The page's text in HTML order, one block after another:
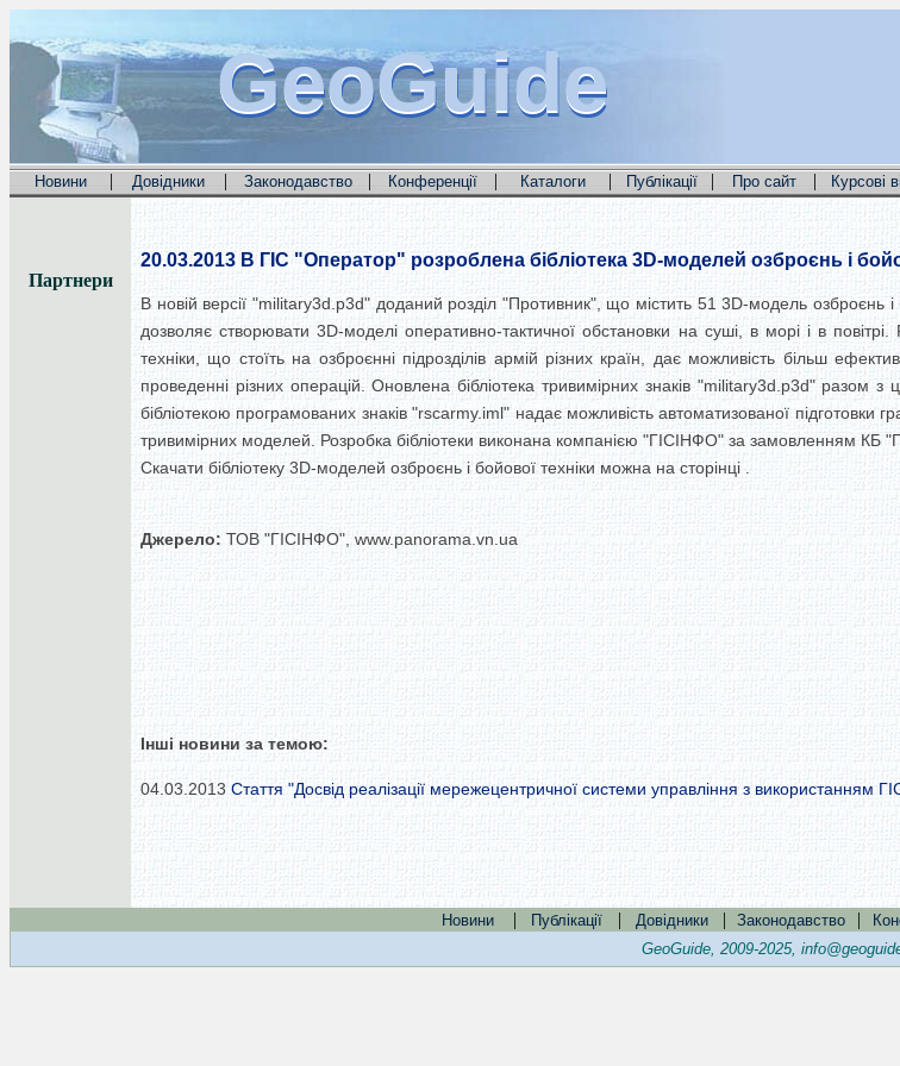
GeoGuide
GeoGuide
GeoGuide
Новини | Довідники | Законодавство | Конференції | Каталоги | Публікації | Про сайт | Курсові
Партнери
20.03.2013 В ГІС "Оператор" розроблена бібліотека 3D-моделей озброєнь і
В новій версії "military3d.p3d" доданий розділ "Противник", що містить 51 3D-модель озброєнь і
дозволяє створювати 3D-моделі оперативно-тактичної обстановки на суші, в морі і в
техніки, що стоїть на озброєнні підрозділів армій різних країн, дає можливість більш
проведенні різних операцій. Оновлена бібліотека тривимірних знаків "military3d.p3d" разом
бібліотекою програмованих знаків "rscarmy.iml" надає можливість автоматизованої підготовки
тривимірних моделей. Розробка бібліотеки виконана компанією "ГІСІНФО" за замовленням КБ
Скачати бібліотеку 3D-моделей озброєнь і бойової техніки можна на сторінці .
Джерело: ТОВ "ГІСІНФО", www.panorama.vn.ua
Інші новини за темою:
04.03.2013 Стаття "Досвід реалізації мережецентричної системи управління з використанням
Новини | Публікації | Довідники | Законодавство |
GeoGuide, 2009-2025,